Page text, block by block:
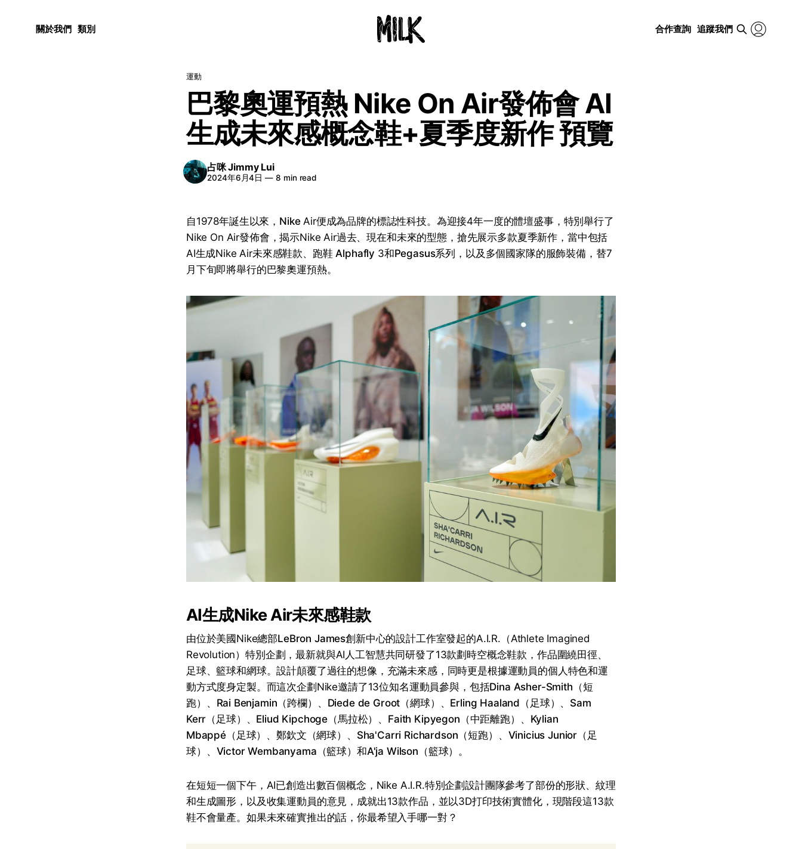
關於我們 類別 合作查詢 追蹤我們
運動
巴黎奧運預熱 Nike On Air發佈會 AI
生成未來感概念鞋+夏季度新作 預覽
占咪 Jimmy Lui
2024年6月4日 — 8 min read
自1978年誕生以來， NikeAir便成為品牌的標誌性科技。為迎接4年一度的體壇盛事，特別舉行了
Nike On Air發佈會，揭示Nike Air過去、現在和未來的型態，搶先展示多款夏季新作，當中包括
AI生成Nike Air未來感鞋款、跑鞋Alphafly 3和Pegasus系列，以及多個國家隊的服飾裝備，替7
月下旬即將舉行的巴黎奧運預熱。
AI生成Nike Air未來感鞋款
由位於美國Nike總部LeBron James創新中心的設計工作室發起的A.I.R.（Athlete Imagined
Revolution）特別企劃，最新就與AI人工智慧共同研發了13款劃時空概念鞋款，作品圍繞田徑、
足球、籃球和網球。設計顛覆了過往的想像，充滿未來感，同時更是根據運動員的個人特色和運
動方式度身定製。而這次企劃Nike邀請了13位知名運動員參與，包括Dina Asher-Smith （短
跑）、 Rai Benjamin （跨欄）、 Diede de Groot （網球）、 Erling Haaland （足球）、 Sam
Kerr （足球）、 Eliud Kipchoge （馬拉松）、 Faith Kipyegon （中距離跑）、 Kylian
Mbappé（足球）、鄭欽文（網球）、 Sha'Carri Richardson （短跑）、 Vinicius Junior （足
球）、 Victor Wembanyama （籃球）和A'ja Wilson （籃球）。
在短短一個下午，AI已創造出數百個概念，Nike A.I.R.特別企劃設計團隊參考了部份的形狀、紋理
和生成圖形，以及收集運動員的意見，成就出13款作品，並以3D打印技術實體化，現階段這13款
鞋不會量產。如果未來確實推出的話，你最希望入手哪一對？